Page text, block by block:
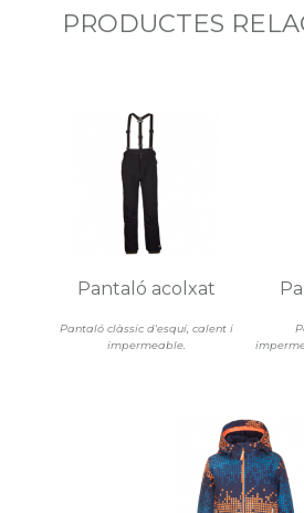
PRODUCTES
Pantaló clàssic d'esquí, calent i
impermeable.
Pantaló acolxat